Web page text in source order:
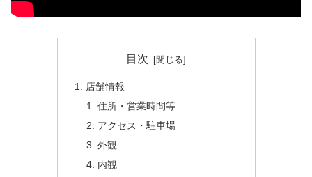
目次
店舗情報
住所・営業時間等
アクセス・駐車場
外観
内観